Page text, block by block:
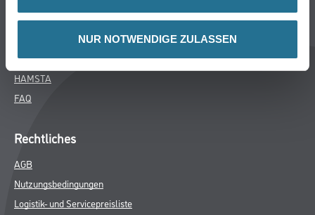
NUR NOTWENDIGE ZULASSEN
Services
M-Plus
HAMSTA
FAQ
Rechtliches
AGB
Nutzungsbedingungen
Logistik- und Servicepreisliste